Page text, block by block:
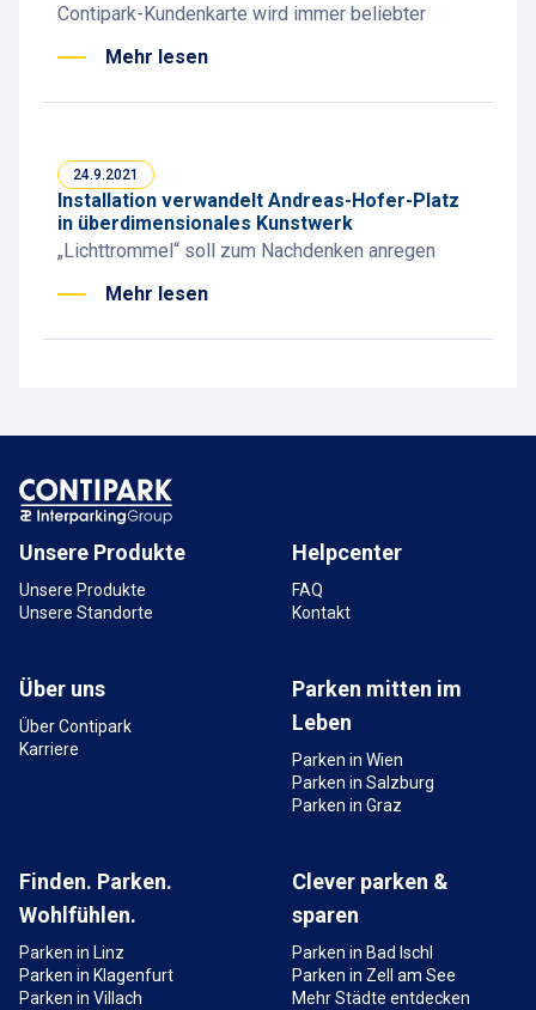
Contipark-Kundenkarte wird immer beliebter
Mehr lesen
24.9.2021
Installation verwandelt Andreas-Hofer-Platz
in überdimensionales Kunstwerk
„Lichttrommel“ soll zum Nachdenken anregen
Mehr lesen
Unsere Produkte
Unsere Produkte
Unsere Standorte
Helpcenter
FAQ
Kontakt
Über uns
Über Contipark
Karriere
Parken mitten im
Leben
Parken in Wien
Parken in Salzburg
Parken in Graz
Finden. Parken.
Wohlfühlen.
Parken in Linz
Parken in Klagenfurt
Parken in Villach
Clever parken &
sparen
Parken in Bad Ischl
Parken in Zell am See
Mehr Städte entdecken